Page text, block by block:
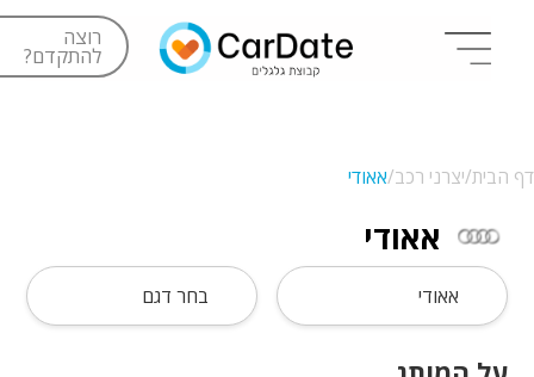
רוצה
להתקדם?
דף הבית/יצרני רכב/אאודי
אאודי
אאודי בחר דגם